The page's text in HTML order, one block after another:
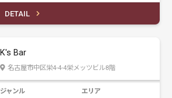
DETAIL
K's Bar
名古屋市中区栄4-4-4栄メッツビル8階
ジャンル
エリア